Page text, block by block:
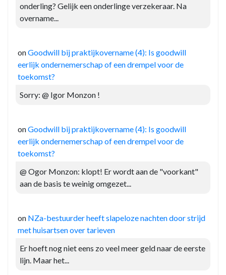
onderling? Gelijk een onderlinge verzekeraar. Na
overname...
onGoodwill bij praktijkovername (4): Is goodwill
eerlijk ondernemerschap of een drempel voor de
toekomst?
Sorry: @ Igor Monzon !
onGoodwill bij praktijkovername (4): Is goodwill
eerlijk ondernemerschap of een drempel voor de
toekomst?
@ Ogor Monzon: klopt! Er wordt aan de "voorkant"
aan de basis te weinig omgezet...
on NZa-bestuurder heeft slapeloze nachten door strijd
met huisartsen over tarieven
Er hoeft nog niet eens zo veel meer geld naar de eerste
lijn. Maar het...